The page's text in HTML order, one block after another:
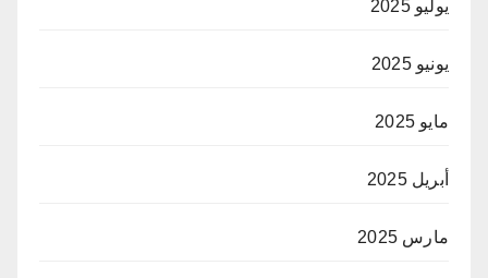
يوليو 2025
يونيو 2025
مايو 2025
أبريل 2025
مارس 2025